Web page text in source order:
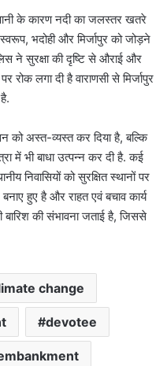
के कारण नदी का जलस्तर खतरे
भदोही और मिर्जापुर को जोड़ने
ने सुरक्षा की दृष्टि से औराई और
रोक लगा दी हैवाराणसी से मिर्जापुर
को अस्त-व्यस्त कर दिया है, बल्कि
में भी बाधा उत्पन्न कर दी है. कई
निवासियों को सुरक्षित स्थानों पर
हुए है और राहत एवं बचाव कार्य
बारिश की संभावना जताई है, जिससे
change
devotee